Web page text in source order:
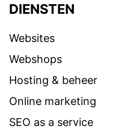
DIENSTEN
Websites
Webshops
Hosting & beheer
Online marketing
SEO as a service